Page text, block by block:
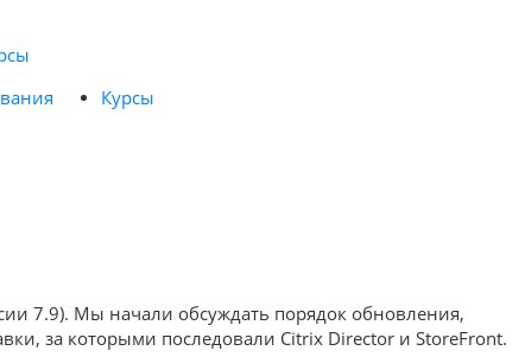
Курсы
7.9). Мы начали обсуждать порядок обновления,
за которыми последовали Citrix Director и StoreFront.